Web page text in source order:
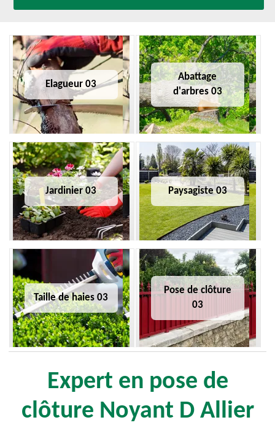
Elagueur 03
Abattage
d'arbres 03
Jardinier 03 Paysagiste 03
Taille de haies 03
Pose de clôture
03
Expert en pose de
clôture Noyant D Allier